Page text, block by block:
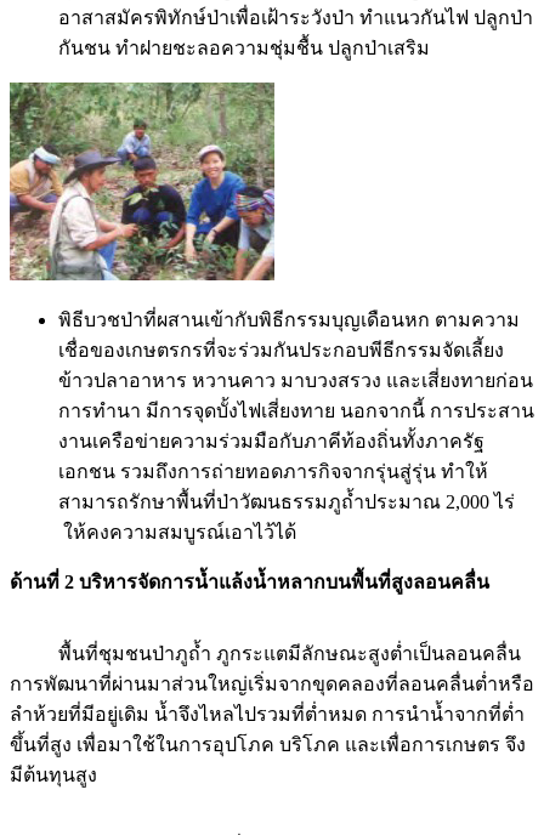
อาสาสมัครพิทักษ์ป่าเพื่อเฝ้าระวังป่า ทำแนวกันไฟ ปลูกป่า
กันชน ทำฝายชะลอความชุ่มชื้น ปลูกป่าเสริม
พิธีบวชป่าที่ผสานเข้ากับพิธีกรรมบุญเดือนหก ตามความ
เชื่อของเกษตรกรที่จะร่วมกันประกอบพีธีกรรมจัดเลี้ยง
ข้าวปลาอาหาร หวานคาว มาบวงสรวง และเสี่ยงทายก่อน
การทำนา มีการจุดบั้งไฟเสี่ยงทาย นอกจากนี้ การประสาน
งานเครือข่ายความร่วมมือกับภาคีท้องถิ่นทั้งภาครัฐ
เอกชน รวมถึงการถ่ายทอดภารกิจจากรุ่นสู่รุ่น ทำให้
สามารถรักษาพื้นที่ป่าวัฒนธรรมภูถ้ำประมาณ 2,000 ไร่
ให้คงความสมบูรณ์เอาไว้ได้
ด้านที่ 2 บริหารจัดการน้ำแล้งน้ำหลากบนพื้นที่สูงลอนคลื่น
พื้นที่ชุมชนป่าภูถ้ำ ภูกระแตมีลักษณะสูงต่ำเป็นลอนคลื่น
การพัฒนาที่ผ่านมาส่วนใหญ่เริ่มจากขุดคลองที่ลอนคลื่นต่ำหรือ
ลำห้วยที่มีอยู่เดิม น้ำจึงไหลไปรวมที่ต่ำหมด การนำน้ำจากที่ต่ำ
ขึ้นที่สูง เพื่อมาใช้ในการอุปโภค บริโภค และเพื่อการเกษตร จึง
มีต้นทุนสูง